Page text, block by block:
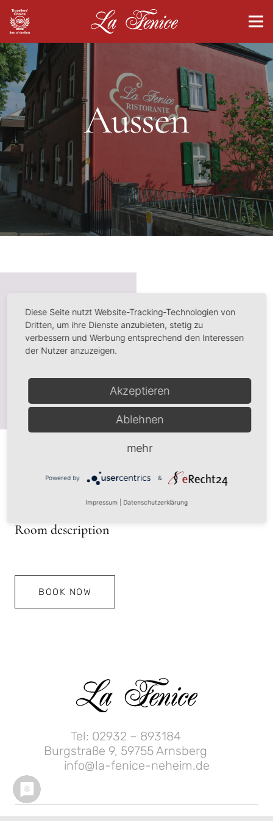
Aussen
Room description
BOOK NOW
Tel: 02932 – 893184
Burgstraße 9, 59755 Arnsberg
info@la-fenice-neheim.de
Diese Seite nutzt Website-Tracking-Technologien von
Dritten, um ihre Dienste anzubieten, stetig zu
verbessern und Werbung entsprechend den Interessen
der Nutzer anzuzeigen.
Akzeptieren
Ablehnen
mehr
Powered by &
Impressum Datenschutzerklärung